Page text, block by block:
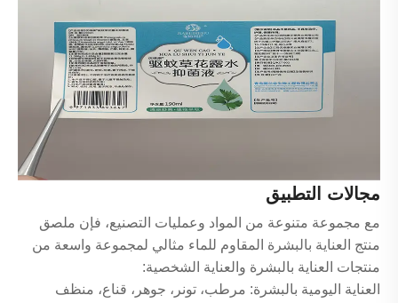
مجالات التطبيق
مع مجموعة متنوعة من المواد وعمليات التصنيع، فإن ملصق
منتج العناية بالبشرة المقاوم للماء مثالي لمجموعة واسعة من
منتجات العناية بالبشرة والعناية الشخصية:
العناية اليومية بالبشرة: مرطب، تونر، جوهر، قناع، منظف